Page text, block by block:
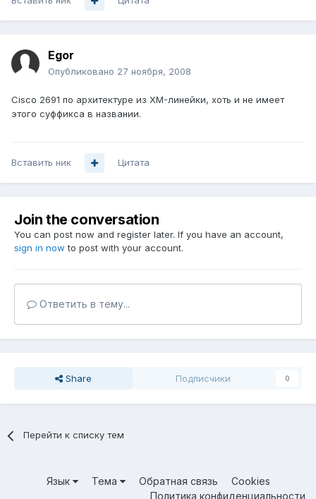
Egor
Опубликовано 27 ноября, 2008
Cisco 2691 по архитектуре из XM-линейки, хоть и не имеет
этого суффикса в названии.
Вставить ник Цитата
Join the conversation
You can post now and register later. If you have an account,
sign in now to post with your account.
Ответить в тему...
Share Подписчики 0
Перейти к списку тем
Язык Тема Обратная связь
Cookies
Политика конфиденциальности